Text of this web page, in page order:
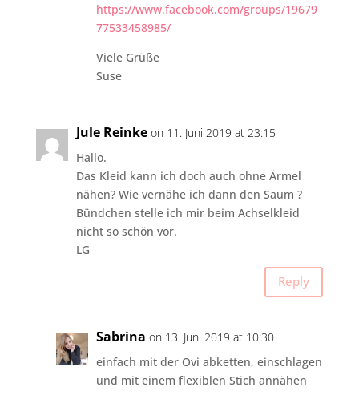
https://www.facebook.com/groups/19679
77533458985/
Viele Grüße
Suse
Jule Reinke on 11. Juni 2019 at 23:15
Hallo.
Das Kleid kann ich doch auch ohne Ärmel
nähen? Wie vernähe ich dann den Saum ?
Bündchen stelle ich mir beim Achselkleid
nicht so schön vor.
LG
Reply
Sabrina on 13. Juni 2019 at 10:30
einfach mit der Ovi abketten, einschlagen
und mit einem flexiblen Stich annähen